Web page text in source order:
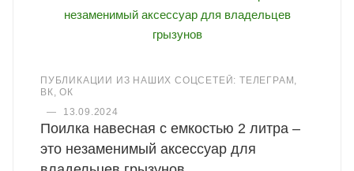
ПУБЛИКАЦИИ ИЗ НАШИХ СОЦСЕТЕЙ: ТЕЛЕГРАМ,
ВК, ОК
—
13.09.2024
Поилка навесная с емкостью 2 литра –
это незаменимый аксессуар для